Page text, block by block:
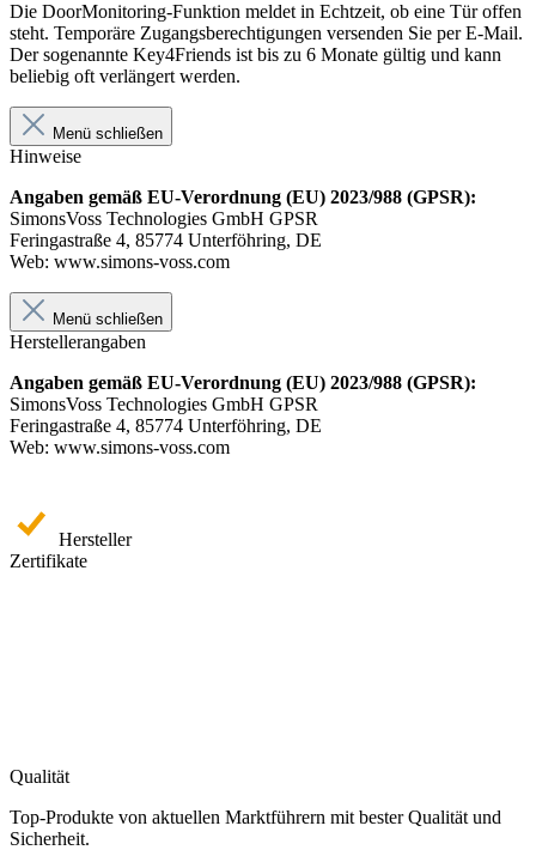
Die DoorMonitoring-Funktion meldet in Echtzeit, ob eine Tür offen
steht. Temporäre Zugangsberechtigungen versenden Sie per E-Mail.
Der sogenannte Key4Friends ist bis zu 6 Monate gültig und kann
beliebig oft verlängert werden.
Menü schließen
Hinweise
Angaben gemäß EU-Verordnung (EU) 2023/988 (GPSR):
SimonsVoss Technologies GmbH GPSR
Feringastraße 4, 85774 Unterföhring, DE
Web: www.simons-voss.com
Menü schließen
Herstellerangaben
Angaben gemäß EU-Verordnung (EU) 2023/988 (GPSR):
SimonsVoss Technologies GmbH GPSR
Feringastraße 4, 85774 Unterföhring, DE
Web: www.simons-voss.com
Hersteller
Zertifikate
Qualität
Top-Produkte von aktuellen Marktführern mit bester Qualität und
Sicherheit.